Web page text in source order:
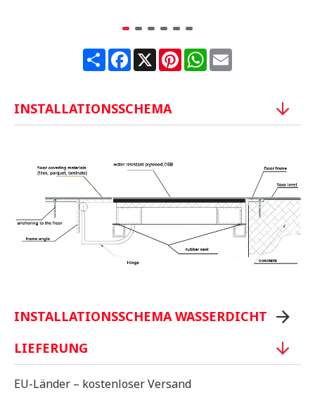
ShareFacebook
X PinterestWhatsApp
Email
INSTALLATIONSSCHEMA
INSTALLATIONSSCHEMA WASSERDICHT
LIEFERUNG
EU-Länder – kostenloser Versand